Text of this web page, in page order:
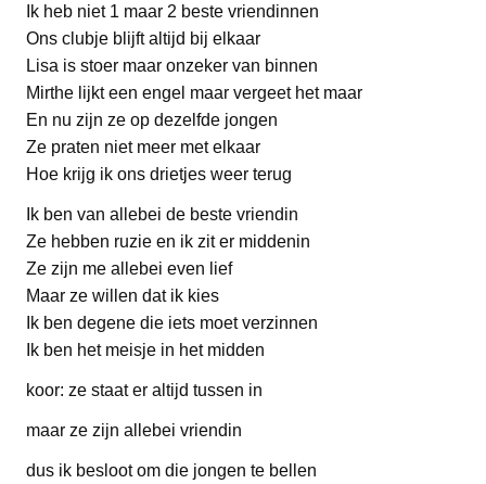
Ik heb niet 1 maar 2 beste vriendinnen
Ons clubje blijft altijd bij elkaar
Lisa is stoer maar onzeker van binnen
Mirthe lijkt een engel maar vergeet het maar
En nu zijn ze op dezelfde jongen
Ze praten niet meer met elkaar
Hoe krijg ik ons drietjes weer terug
Ik ben van allebei de beste vriendin
Ze hebben ruzie en ik zit er middenin
Ze zijn me allebei even lief
Maar ze willen dat ik kies
Ik ben degene die iets moet verzinnen
Ik ben het meisje in het midden
koor: ze staat er altijd tussen in
maar ze zijn allebei vriendin
dus ik besloot om die jongen te bellen